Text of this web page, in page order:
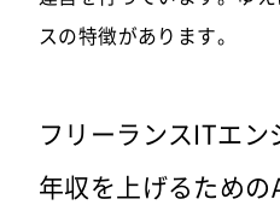
スの特徴があります。
フリーランスITエン
年収を上げるため